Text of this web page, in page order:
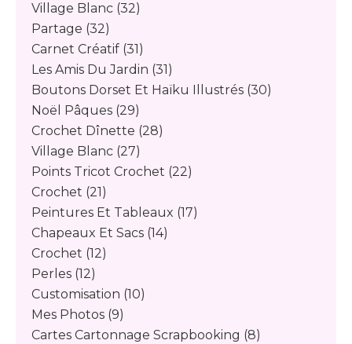
Village Blanc (32)
Partage (32)
Carnet Créatif (31)
Les Amis Du Jardin (31)
Boutons Dorset Et Haïku Illustrés (30)
Noël Pâques (29)
Crochet Dînette (28)
Village Blanc (27)
Points Tricot Crochet (22)
Crochet (21)
Peintures Et Tableaux (17)
Chapeaux Et Sacs (14)
Crochet (12)
Perles (12)
Customisation (10)
Mes Photos (9)
Cartes Cartonnage Scrapbooking (8)